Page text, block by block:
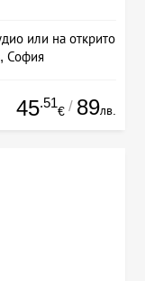
или на открито
София
45.51
€ / 89лв.